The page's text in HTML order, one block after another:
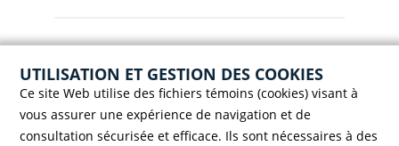
Faire un don!
UTILISATION ET GESTION DES COOKIES
Ce site Web utilise des fichiers témoins (cookies) visant à
vous assurer une expérience de navigation et de
consultation sécurisée et efficace. Ils sont nécessaires à des